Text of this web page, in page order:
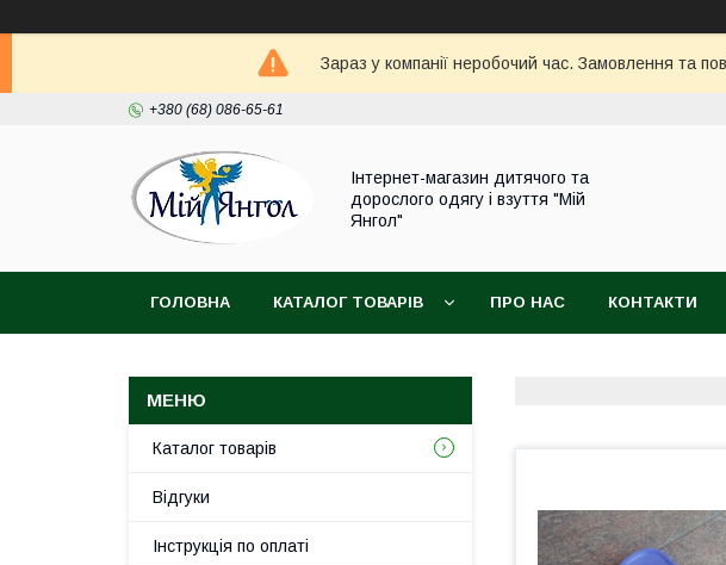
Зараз у компанії неробочий час. Замовлення та
+380 (68) 086-65-61
Інтернет-магазин дитячого та
дорослого одягу і взуття "Мій
Янгол"
ГОЛОВНА КАТАЛОГ ТОВАРІВ ПРО НАС КОНТАКТИ
Каталог товарів
Відгуки
Інструкція по оплаті